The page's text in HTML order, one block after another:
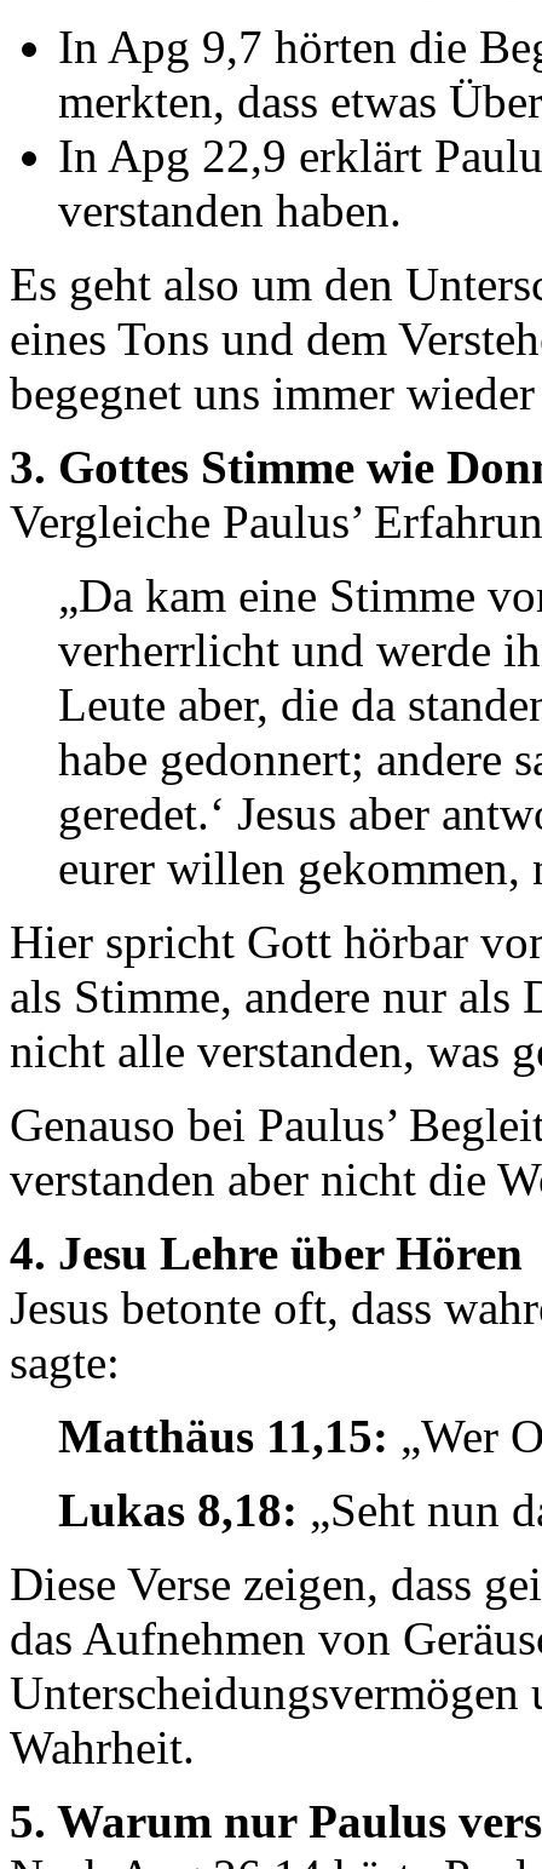
In Apg 9,7 hörten die
merkten, dass etwas
In Apg 22,9 erklärt
verstanden haben.
Es geht also um den
eines Tons und dem
begegnet uns immer
3. Gottes Stimme wie
Vergleiche Paulus’
„Da kam eine Stimme
verherrlicht und werde
Leute aber, die da
habe gedonnert; andere
geredet.‘ Jesus aber
eurer willen gekommen,
Hier spricht Gott hörbar
als Stimme, andere nur als
nicht alle verstanden, was
Genauso bei Paulus’
verstanden aber nicht die
4. Jesu Lehre über Hören
Jesus betonte oft, dass
sagte:
Matthäus 11,15: „Wer
Lukas 8,18: „Seht nun
Diese Verse zeigen, dass
das Aufnehmen von
Unterscheidungsvermögen
Wahrheit.
5. Warum nur Paulus